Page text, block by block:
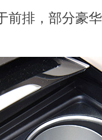
前排，部分豪